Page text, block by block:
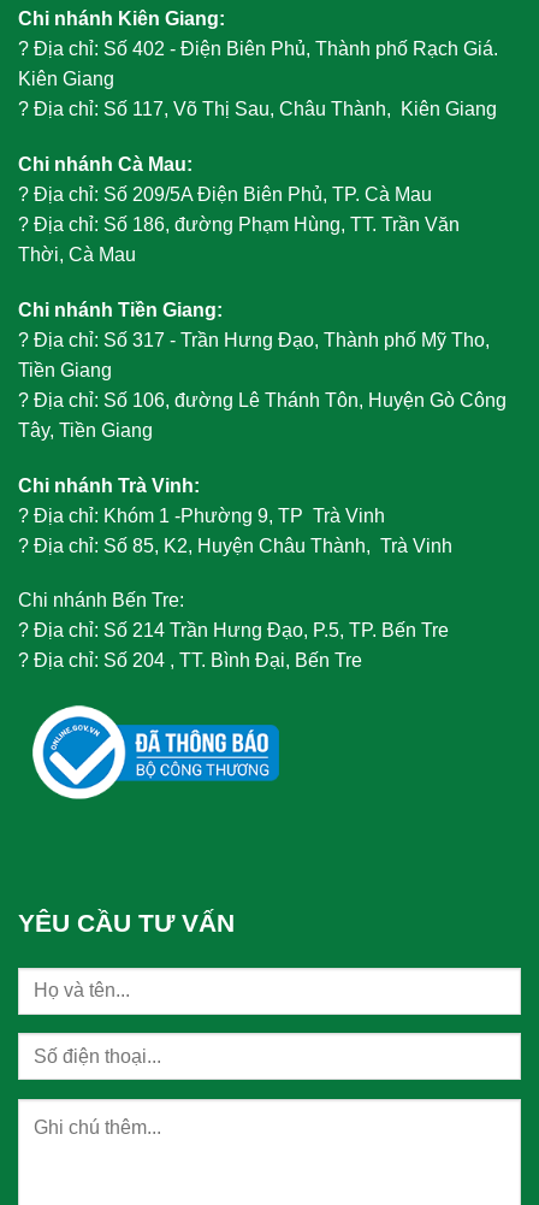
Chi nhánh Kiên Giang:
? Địa chỉ: Số 402 - Điện Biên Phủ, Thành phố Rạch Giá.
Kiên Giang
? Địa chỉ: Số 117, Võ Thị Sau, Châu Thành, Kiên Giang
Chi nhánh Cà Mau:
? Địa chỉ: Số 209/5A Điện Biên Phủ, TP. Cà Mau
? Địa chỉ: Số 186, đường Phạm Hùng, TT. Trần Văn
Thời, Cà Mau
Chi nhánh Tiền Giang:
? Địa chỉ: Số 317 - Trần Hưng Đạo, Thành phố Mỹ Tho,
Tiền Giang
? Địa chỉ: Số 106, đường Lê Thánh Tôn, Huyện Gò Công
Tây, Tiền Giang
Chi nhánh Trà Vinh:
? Địa chỉ: Khóm 1 -Phường 9, TP Trà Vinh
? Địa chỉ: Số 85, K2, Huyện Châu Thành, Trà Vinh
Chi nhánh Bến Tre:
? Địa chỉ: Số 214 Trần Hưng Đạo, P.5, TP. Bến Tre
? Địa chỉ: Số 204 , TT. Bình Đại, Bến Tre
YÊU CẦU TƯ VẤN